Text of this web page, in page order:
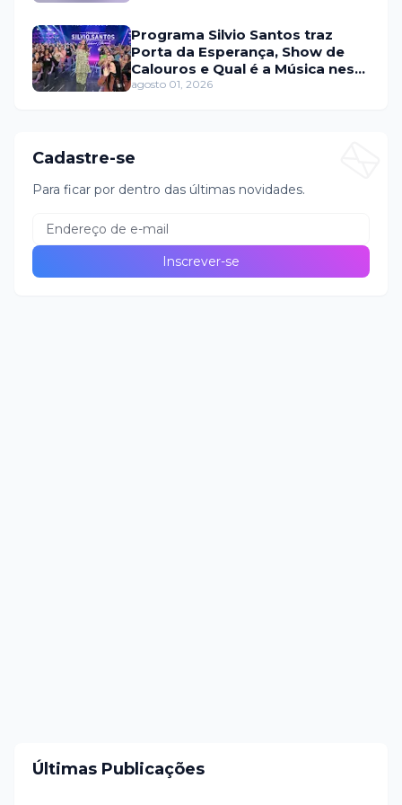
Programa Silvio Santos traz
Porta da Esperança, Show de
Calouros e Qual é a Música neste
domingo (2)
agosto 01, 2026
Cadastre-se
Para ficar por dentro das últimas novidades.
Últimas Publicações